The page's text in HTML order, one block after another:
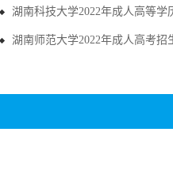
湖南科技大学2022年成人高等学
湖南师范大学2022年成人高考招